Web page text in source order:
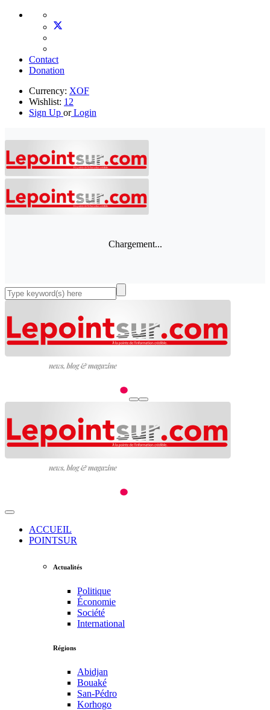
Contact
Donation
Currency: XOF
Wishlist: 12
Sign Up orLogin
Chargement...
ACCUEIL
POINTSUR
Actualités
Politique
Économie
Société
International
Régions
Abidjan
Bouaké
San-Pédro
Korhogo